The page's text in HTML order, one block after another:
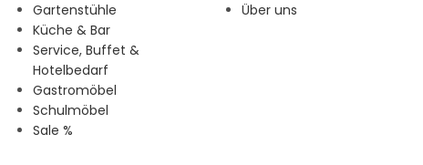
Gartenstühle
Küche & Bar
Service, Buffet &
Hotelbedarf
Gastromöbel
Schulmöbel
Sale %
Über uns